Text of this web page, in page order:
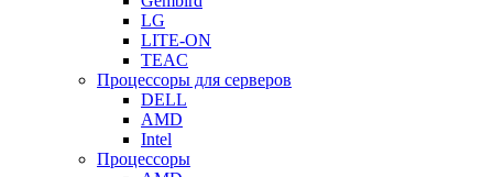
LG
LITE-ON
TEAC
Процессоры для серверов
DELL
AMD
Intel
Процессоры